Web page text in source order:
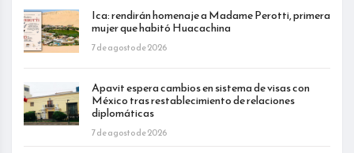
Ica: rendirán homenaje a Madame Perotti, primera
mujer que habitó Huacachina
7 de agosto de 2026
Apavit espera cambios en sistema de visas con
México tras restablecimiento de relaciones
diplomáticas
7 de agosto de 2026